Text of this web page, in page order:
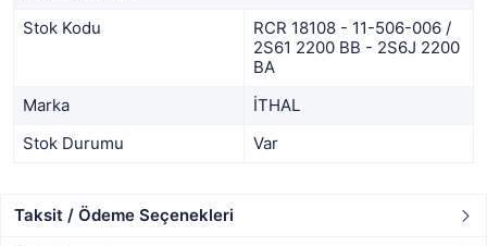
Stok Kodu
RCR 18108 - 11-506-006 /
2S61 2200 BB - 2S6J 2200
BA
Marka
İTHAL
Stok Durumu
Var
Taksit / Ödeme Seçenekleri